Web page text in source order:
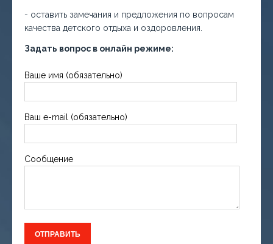
- оставить замечания и предложения по вопросам
качества детского отдыха и оздоровления.
Задать вопрос в онлайн режиме:
Ваше имя (обязательно)
Ваш e-mail (обязательно)
Сообщение